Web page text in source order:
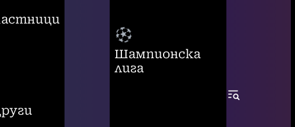
Шампионска
лига